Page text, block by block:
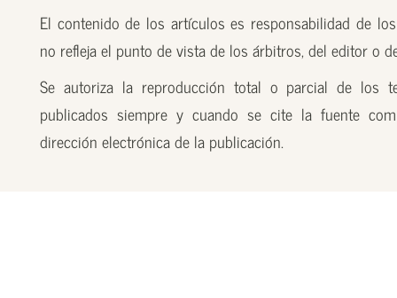
El contenido de los artículos es responsabilidad de
no refleja el punto de vista de los árbitros, del editor o
Se autoriza la reproducción total o parcial de los
publicados siempre y cuando se cite la fuente
dirección electrónica de la publicación.